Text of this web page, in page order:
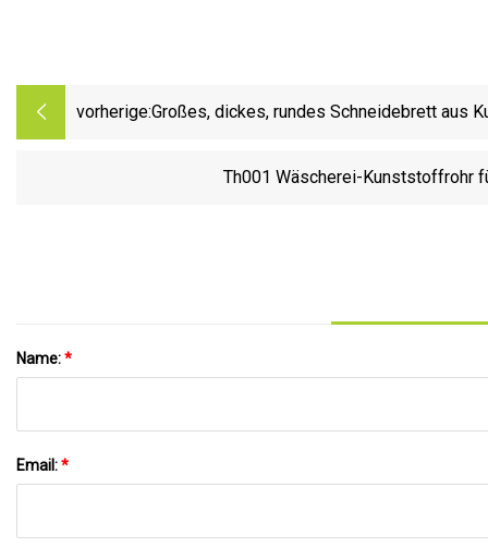
vorherige:Großes, dickes, rundes Schneidebrett aus
Th001 Wäscherei-Kunststoffrohr
Name:*
Email:*